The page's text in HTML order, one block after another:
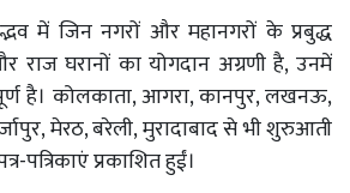
में जिन नगरों और महानगरों के प्रबुद्ध
राज घरानों का योगदान अग्रणी है, उनमें
है। कोलकाता, आगरा, कानपुर, लखनऊ,
मेरठ, बरेली, मुरादाबाद से भी शुरुआती
पत्रिकाएं प्रकाशित हुईं।